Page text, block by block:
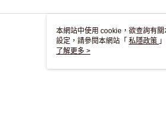
本網站中使用 cookie，欲查詢有
設定，請參閱本網站「 私隱政策
用 cookie。
了解更多 >